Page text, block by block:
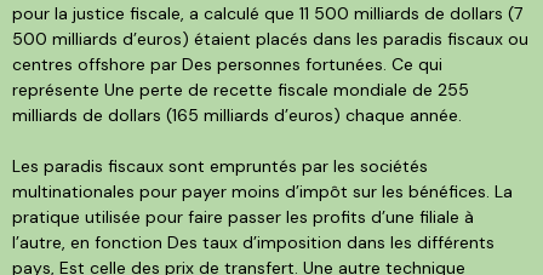
pour la justice fiscale, a calculé que 11 500 milliards de dollars (7
500 milliards d’euros) étaient placés dans les paradis fiscaux ou
centres offshore par Des personnes fortunées. Ce qui
représente Une perte de recette fiscale mondiale de 255
milliards de dollars (165 milliards d’euros) chaque année.
Les paradis fiscaux sont empruntés par les sociétés
multinationales pour payer moins d’impôt sur les bénéfices. La
pratique utilisée pour faire passer les profits d’une filiale à
l’autre, en fonction Des taux d’imposition dans les différents
pays, Est celle des prix de transfert. Une autre technique